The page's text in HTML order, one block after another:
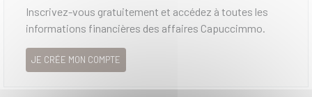
Inscrivez-vous gratuitement et accédez à toutes les
informations financières des affaires Capuccimmo.
JE CRÉE MON COMPTE